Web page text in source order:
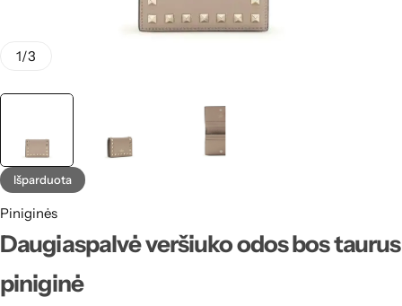
1/3
Išparduota
Piniginės
Daugiaspalvė veršiuko odos bos taurus
piniginė